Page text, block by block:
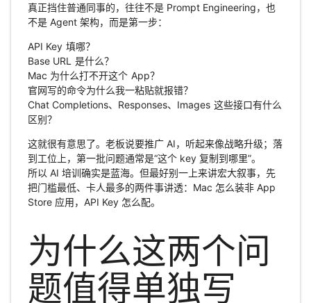
真正挡住普通同事的，往往不是 Prompt Engineering，也
不是 Agent 架构，而是第一步：
API Key 填哪？
Base URL 是什么？
Mac 为什么打不开这个 App？
官网写的命令为什么我一粘贴就报错？
Chat Completions、Responses、Images 这些接口有什么
区别？
这就很有意思了。老板说要推广 AI，听起来像战略升级；落
到工位上，第一批问题通常是“这个 key 复制到哪里”。
所以 AI 培训确实是蓝海。但最好别一上来讲宏大叙事，先
把门槛最低、卡人最多的两件事讲透：Mac 怎么装非 App
Store 应用，API Key 怎么配。
为什么这两个问
题值得单独写